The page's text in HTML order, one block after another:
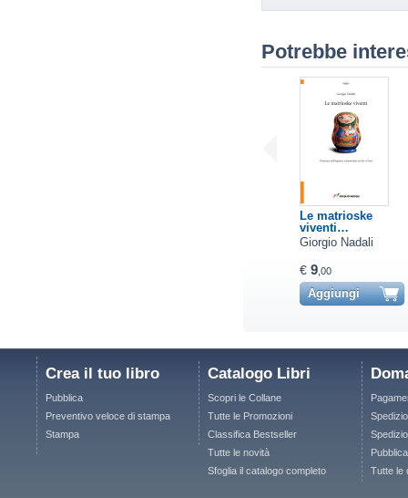
Potrebbe
Le matrioske
viventi…
Giorgio Nadali
€ 9,00
Aggiungi
Crea il tuo libro
Pubblica
Preventivo veloce di stampa
Stampa
Catalogo Libri
Scopri le Collane
Tutte le Promozioni
Classifica Bestseller
Tutte le novità
Sfoglia il catalogo completo
Tutte le